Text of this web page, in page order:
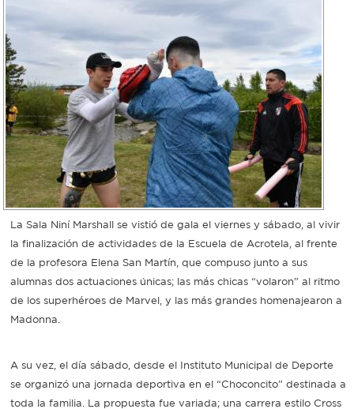
La Sala Niní Marshall se vistió de gala el viernes y sábado, al vivir
la finalización de actividades de la Escuela de Acrotela, al frente
de la profesora Elena San Martín, que compuso junto a sus
alumnas dos actuaciones únicas; las más chicas “volaron” al ritmo
de los superhéroes de Marvel, y las más grandes homenajearon a
Madonna.
A su vez, el día sábado, desde el Instituto Municipal de Deporte
se organizó una jornada deportiva en el “Choconcito” destinada a
toda la familia. La propuesta fue variada; una carrera estilo Cross